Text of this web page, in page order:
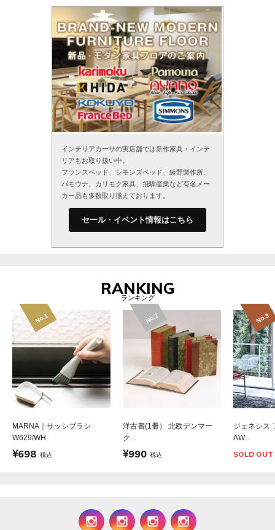
インテリアカーサの実店舗では新作家具・インテ
リアもお取り扱い中。
フランスベッド、シモンズベッド、綾野製作所、
パモウナ、カリモク家具、飛騨産業など有名メー
カー品も多数取り揃えております。
セール・イベント情報はこちら
RANKING
ランキング
No.1
MARNA｜サッシブラシ
W629/WH
698 税込
No.2
洋古書(1冊） 北欧デンマー
ク...
990 税込
No.3
ジェネシス
AW...
SOLD OUT